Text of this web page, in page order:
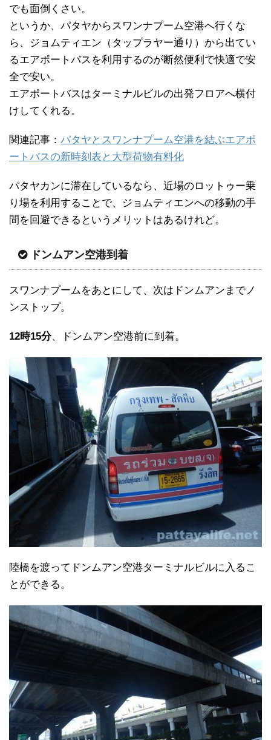
でも面倒くさい。
というか、パタヤからスワンナプーム空港へ行くな
ら、ジョムティエン（タップラヤー通り）から出てい
るエアポートバスを利用するのが断然便利で快適で安
全で安い。
エアポートバスはターミナルビルの出発フロアへ横付
けしてくれる。
関連記事： パタヤとスワンナプーム空港を結ぶエアポ
ートバスの新時刻表と大型荷物有料化
パタヤカンに滞在しているなら、近場のロットゥー乗
り場を利用することで、ジョムティエンへの移動の手
間を回避できるというメリットはあるけれど。
ドンムアン空港到着
スワンナプームをあとにして、次はドンムアンまでノ
ンストップ。
12時15分、ドンムアン空港前に到着。
陸橋を渡ってドンムアン空港ターミナルビルに入るこ
とができる。